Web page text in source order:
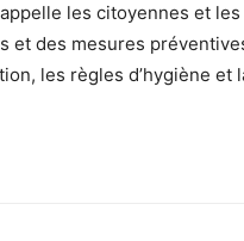
les citoyennes et
et des mesures
les règles d’hygiène